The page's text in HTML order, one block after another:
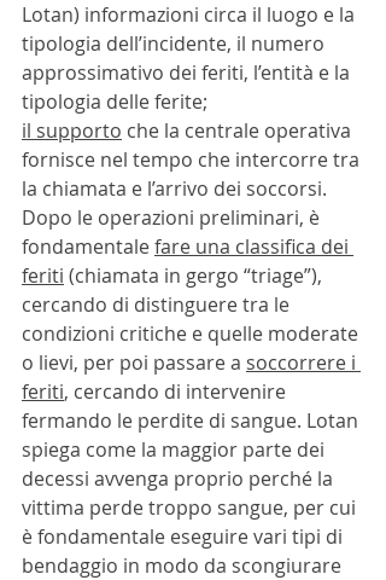
Lotan) informazioni circa il luogo e la
tipologia dell’incidente, il numero
approssimativo dei feriti, l’entità e la
tipologia delle ferite;
il supporto che la centrale operativa
fornisce nel tempo che intercorre tra
la chiamata e l’arrivo dei soccorsi.
Dopo le operazioni preliminari, è
fondamentale fare una classifica dei
feriti (chiamata in gergo “triage”),
cercando di distinguere tra le
condizioni critiche e quelle moderate
o lievi, per poi passare a soccorrere i
feriti, cercando di intervenire
fermando le perdite di sangue. Lotan
spiega come la maggior parte dei
decessi avvenga proprio perché la
vittima perde troppo sangue, per cui
è fondamentale eseguire vari tipi di
bendaggio in modo da scongiurare